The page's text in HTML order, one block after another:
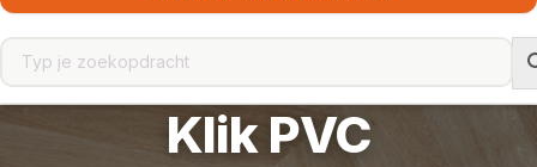
Klik PVC